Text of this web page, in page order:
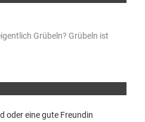
Grübeln? Grübeln ist
oder eine gute Freundin